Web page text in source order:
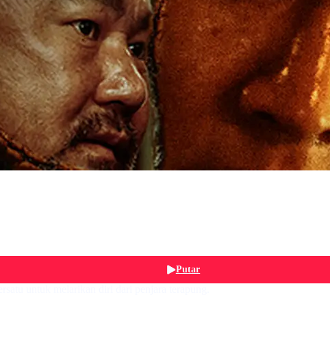
Putar